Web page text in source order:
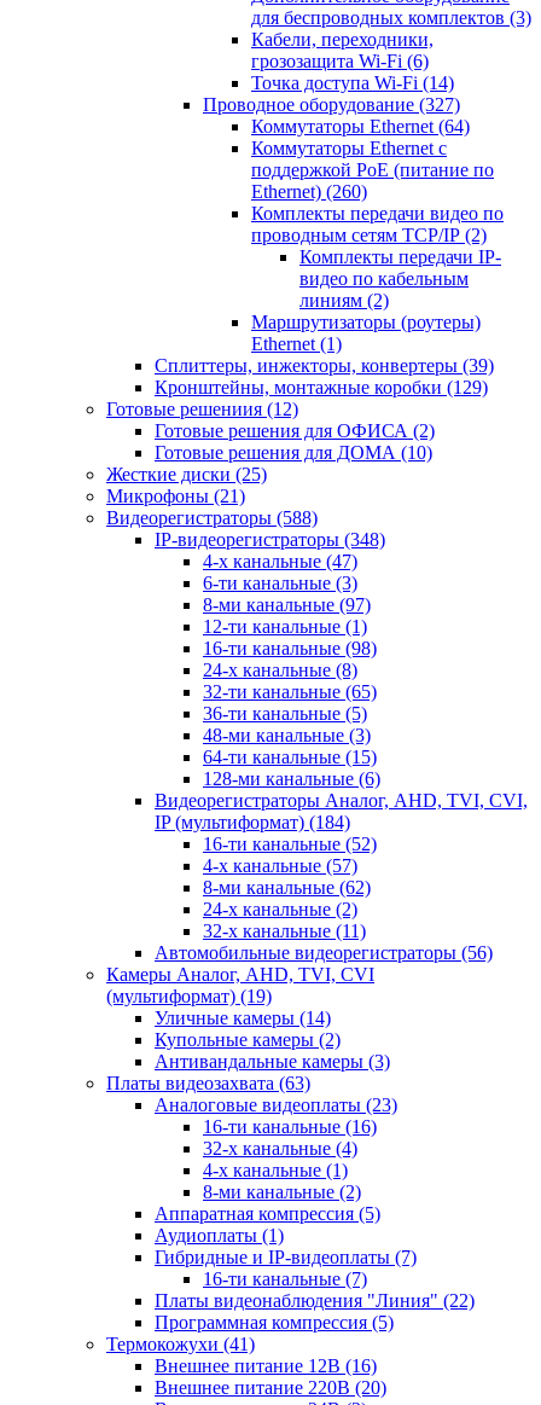
для беспроводных комплектов (3)
Кабели, переходники,
грозозащита Wi-Fi (6)
Точка доступа Wi-Fi (14)
Проводное оборудование (327)
Коммутаторы Ethernet (64)
Коммутаторы Ethernet с
поддержкой PoE (питание по
Ethernet) (260)
Комплекты передачи видео по
проводным сетям TCP/IP (2)
Комплекты передачи IP-
видео по кабельным
линиям (2)
Маршрутизаторы (роутеры)
Ethernet (1)
Сплиттеры, инжекторы, конвертеры (39)
Кронштейны, монтажные коробки (129)
Готовые решениия (12)
Готовые решения для ОФИСА (2)
Готовые решения для ДОМА (10)
Жесткие диски (25)
Микрофоны (21)
Видеорегистраторы (588)
IP-видеорегистраторы (348)
4-х канальные (47)
6-ти канальные (3)
8-ми канальные (97)
12-ти канальные (1)
16-ти канальные (98)
24-х канальные (8)
32-ти канальные (65)
36-ти канальные (5)
48-ми канальные (3)
64-ти канальные (15)
128-ми канальные (6)
Видеорегистраторы Аналог, AHD, TVI, CVI,
IP (мультиформат) (184)
16-ти канальные (52)
4-х канальные (57)
8-ми канальные (62)
24-х канальные (2)
32-х канальные (11)
Автомобильные видеорегистраторы (56)
Камеры Аналог, AHD, TVI, CVI
(мультиформат) (19)
Уличные камеры (14)
Купольные камеры (2)
Антивандальные камеры (3)
Платы видеозахвата (63)
Аналоговые видеоплаты (23)
16-ти канальные (16)
32-х канальные (4)
4-х канальные (1)
8-ми канальные (2)
Аппаратная компрессия (5)
Аудиоплаты (1)
Гибридные и IP-видеоплаты (7)
16-ти канальные (7)
Платы видеонаблюдения "Линия" (22)
Программная компрессия (5)
Термокожухи (41)
Внешнее питание 12В (16)
Внешнее питание 220В (20)